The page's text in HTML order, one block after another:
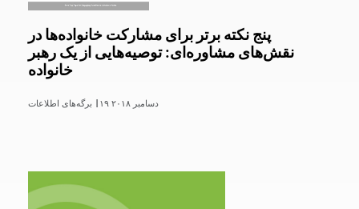
پنج نکته برتر برای مشارکت خانواده‌ها در
نقش‌های مشاوره‌ای: توصیه‌هایی از یک رهبر
خانواده
۱۹ دسامبر ۲۰۱۸